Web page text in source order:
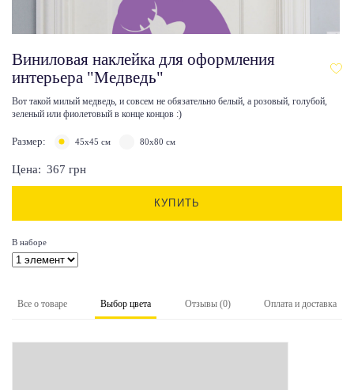
Виниловая наклейка для оформления
интерьера "Медведь"
Вот такой милый медведь, и совсем не обязательно белый, а розовый, голубой,
зеленый или фиолетовый в конце концов :)
Размер: 45х45 см 80х80 см
Цена: 367 грн
КУПИТЬ
В наборе
Все о товаре Выбор цвета Отзывы (0) Оплата и доставка